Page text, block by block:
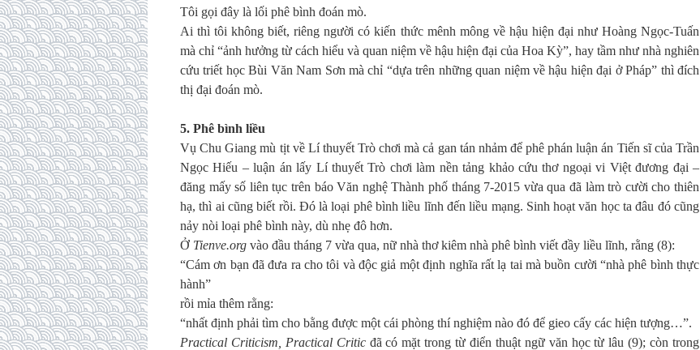
Tôi gọi đây là lối phê bình đoán mò.
Ai thì tôi không biết, riêng người có kiến thức mênh mông về hậu hiện đại như Hoàng Ngọc-Tuấn
mà chỉ “ảnh hưởng từ cách hiểu và quan niệm về hậu hiện đại của Hoa Kỳ”, hay tầm như nhà nghiên
cứu triết học Bùi Văn Nam Sơn mà chỉ “dựa trên những quan niệm về hậu hiện đại ở Pháp” thì đích
thị đại đoán mò.
5. Phê bình liều
Vụ Chu Giang mù tịt về Lí thuyết Trò chơi mà cả gan tán nhảm để phê phán luận án Tiến sĩ của Trần
Ngọc Hiếu – luận án lấy Lí thuyết Trò chơi làm nền tảng khảo cứu thơ ngoại vi Việt đương đại –
đăng mấy số liên tục trên báo Văn nghệ Thành phố tháng 7-2015 vừa qua đã làm trò cười cho thiên
hạ, thì ai cũng biết rồi. Đó là loại phê bình liều lĩnh đến liều mạng. Sinh hoạt văn học ta đâu đó cũng
nảy nòi loại phê bình này, dù nhẹ đô hơn.
Ở Tienve.org vào đầu tháng 7 vừa qua, nữ nhà thơ kiêm nhà phê bình viết đầy liều lĩnh, rằng (8):
“Cám ơn bạn đã đưa ra cho tôi và độc giả một định nghĩa rất lạ tai mà buồn cười “nhà phê bình thực
hành”
rồi mỉa thêm rằng:
“nhất định phải tìm cho bằng được một cái phòng thí nghiệm nào đó để gieo cấy các hiện tượng…”.
Practical Criticism, Practical Criticđã có mặt trong từ điển thuật ngữ văn học từ lâu (9); còn trong